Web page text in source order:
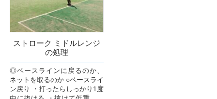
ストローク ミドルレンジ
の処理
◎ベースラインに戻るのか、
ネットを取るのか ○ベースライ
ン戻り ・打ったらしっかり1度